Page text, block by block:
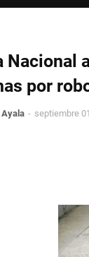
Nacional
por
Ayala septiembre